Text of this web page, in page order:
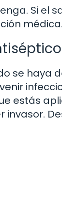
Si el
médica.
se haya
estás
invasor.